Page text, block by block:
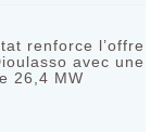
renforce l’offre
avec une
26,4 MW